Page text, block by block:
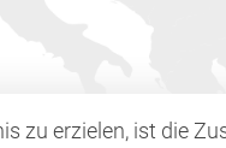
zu erzielen, ist die